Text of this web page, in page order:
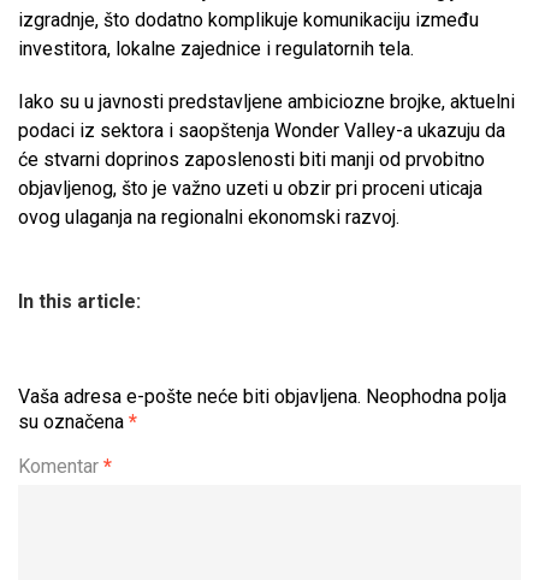
izgradnje, što dodatno komplikuje komunikaciju između
investitora, lokalne zajednice i regulatornih tela.
Iako su u javnosti predstavljene ambiciozne brojke, aktuelni
podaci iz sektora i saopštenja Wonder Valley-a ukazuju da
će stvarni doprinos zaposlenosti biti manji od prvobitno
objavljenog, što je važno uzeti u obzir pri proceni uticaja
ovog ulaganja na regionalni ekonomski razvoj.
In this article:
Vaša adresa e-pošte neće biti objavljena. Neophodna polja
su označena *
Komentar *